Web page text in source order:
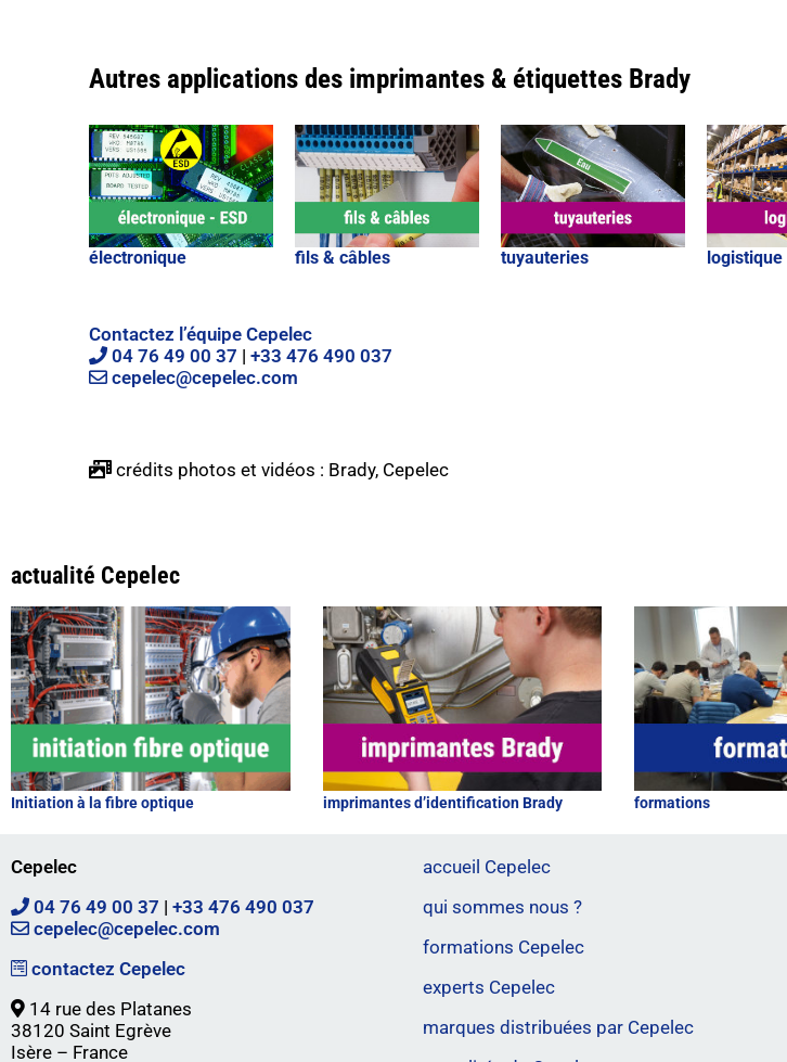
Autres applications des imprimantes & étiquettes Brady
électronique fils & câbles tuyauteries logistique
Contactez l’équipe Cepelec
04 76 49 00 37 | +33 476 490 037
cepelec@cepelec.com
crédits photos et vidéos : Brady, Cepelec
actualité Cepelec
Initiation à la fibre optique imprimantes d’identification Brady formations
Cepelec
04 76 49 00 37 | +33 476 490 037
cepelec@cepelec.com
contactez Cepelec
14 rue des Platanes
38120 Saint Egrève
Isère – France
accueil Cepelec
qui sommes nous ?
formations Cepelec
experts Cepelec
marques distribuées par Cepelec